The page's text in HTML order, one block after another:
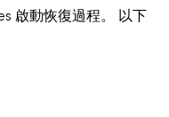
啟動恢復過程。 以下